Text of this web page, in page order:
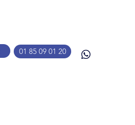
01 85 09 01 20